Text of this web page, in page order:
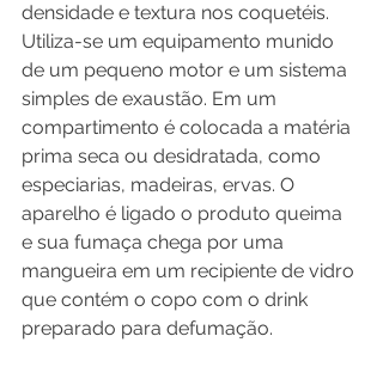
densidade e textura nos coquetéis.
Utiliza-se um equipamento munido
de um pequeno motor e um sistema
simples de exaustão. Em um
compartimento é colocada a matéria
prima seca ou desidratada, como
especiarias, madeiras, ervas. O
aparelho é ligado o produto queima
e sua fumaça chega por uma
mangueira em um recipiente de vidro
que contém o copo com o drink
preparado para defumação.